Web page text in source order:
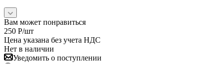
Вам может понравиться
250 Р/шт
Цена указана без учета НДС
Нет в наличии
Уведомить о поступлении